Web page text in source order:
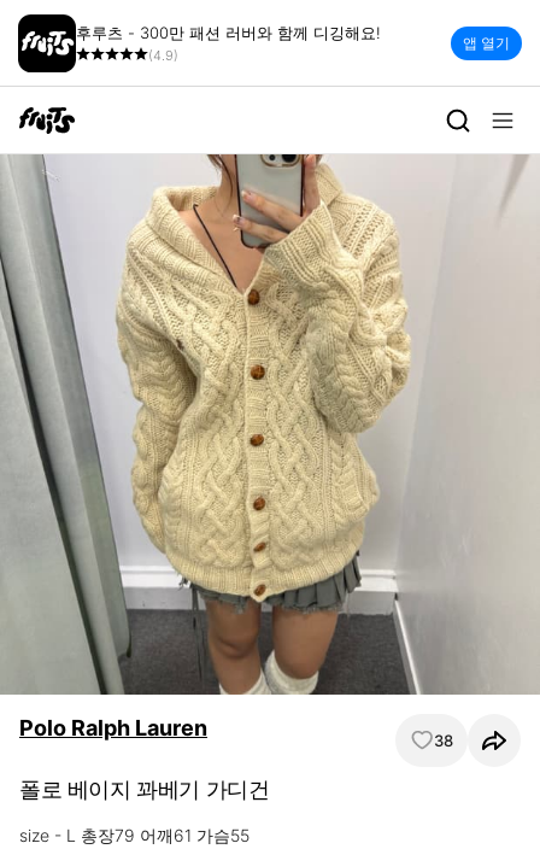
후루츠 - 300만 패션 러버와 함께 디깅해요!
(4.9)
앱 열기
Polo Ralph Lauren 38
폴로 베이지 꽈베기 가디건
size - L 총장79 어깨61 가슴55